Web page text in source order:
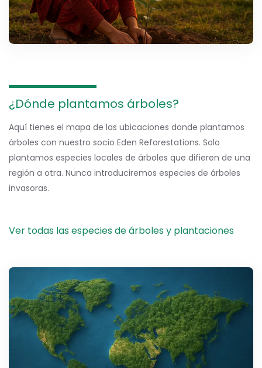
¿Dónde plantamos árboles?
Aquí tienes el mapa de las ubicaciones donde plantamos
árboles con nuestro socio Eden Reforestations. Solo
plantamos especies locales de árboles que difieren de una
región a otra. Nunca introduciremos especies de árboles
invasoras.
Ver todas las especies de árboles y plantaciones